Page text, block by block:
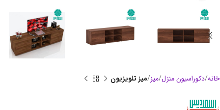
خانه دکوراسیون منزل میز میز تلویزیون